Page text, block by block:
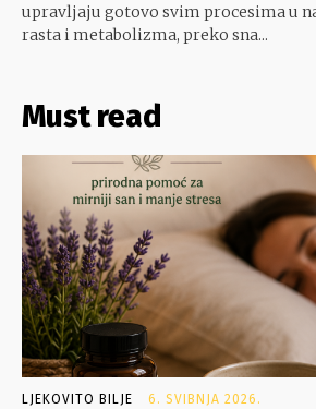
upravljaju gotovo svim procesima u
rasta i metabolizma, preko sna...
Must read
LJEKOVITO BILJE 6. SVIBNJA 2026.